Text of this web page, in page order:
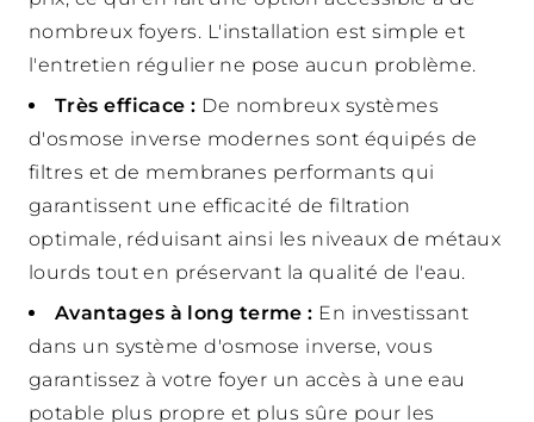
nombreux foyers. L'installation est simple et
l'entretien régulier ne pose aucun problème.
Très efficace : De nombreux systèmes
d'osmose inverse modernes sont équipés de
filtres et de membranes performants qui
garantissent une efficacité de filtration
optimale, réduisant ainsi les niveaux de métaux
lourds tout en préservant la qualité de l'eau.
Avantages à long terme : En investissant
dans un système d'osmose inverse, vous
garantissez à votre foyer un accès à une eau
potable plus propre et plus sûre pour les